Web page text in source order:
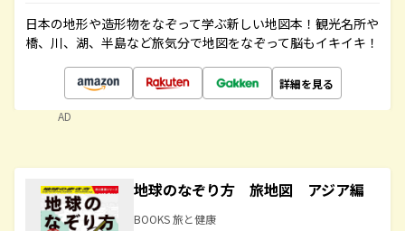
日本の地形や造形物をなぞって学ぶ新しい地図本！観光名所や
橋、川、湖、半島など旅気分で地図をなぞって脳もイキイキ！
詳細を見る
AD
地球のなぞり方 旅地図 アジア編
BOOKS 旅と健康